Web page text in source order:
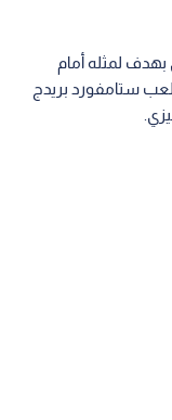
لمثله أمام
ستامفورد بريدج